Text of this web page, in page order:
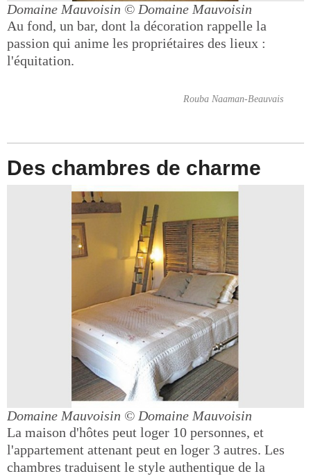
Domaine Mauvoisin © Domaine Mauvoisin
Au fond, un bar, dont la décoration rappelle la
passion qui anime les propriétaires des lieux :
l'équitation.
Rouba Naaman-Beauvais
Des chambres de charme
Domaine Mauvoisin © Domaine Mauvoisin
La maison d'hôtes peut loger 10 personnes, et
l'appartement attenant peut en loger 3 autres. Les
chambres traduisent le style authentique de la